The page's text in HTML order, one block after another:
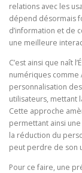
relations avec les
dépend désormais
d’information et de
une meilleure
C’est ainsi que naît
numériques comme
personnalisation
utilisateurs, mettant
Cette approche
permettant ainsi
la réduction du
peut perdre de son
Pour ce faire, une